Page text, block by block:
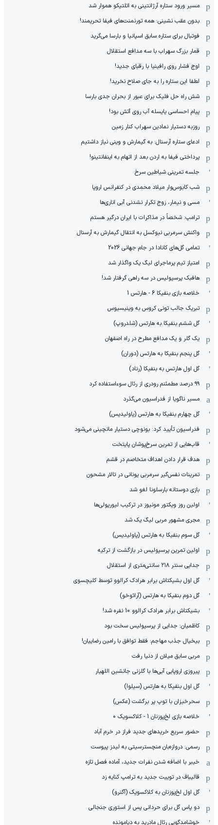
مسیر ورود ستاره آرژانتینی به اتلتیکو هموار شد
بدون عقب نشینی: همه تورنمنت‌های فیفا تحریمند!
فوتبال برای ستاره سابق اسپانیا و بارسا می‌گرید
قمار بزرگ سهراب با سه مدافع استقلال
اوج فشار روی رافینیا با رقبای جدید!
لطفا این ستاره را به جای صلاح نخرید!
شش راه حل فلیک برای عبور از بحران جدی بارسا
پیام احساسی یایسله آب روی آتش بود!
روزبه دستیار نمادین سهراب کنار زمین
ادعای ستاره آرسنال: به گیمارش و وینی نیاز داشتیم
پرداختی فیفا به اردن بعد از اتهام به اینفانتینو!
جلسه تمرینی شیاطین سرخ
شب کابوس‌وار میلاد محمدی در کنفرانس اروپا
مسی و نیمار، زوج تکرار نشدنی آبی اناری‌ها
ترامپ: شخصاً در مذاکرات با ایران درگیر هستم
واکنش سرمربی نیوکسل به انتقال گیمارش به آرسنال
تمامی گل‌های کانادا در جام جهانی 2026
امتیاز تیم پرماجرای لیگ یک واگذار شد
هافبک پرسپولیس در سه راهی گرفتار شد!
خلاصه بازی بنفیکا 6 - هارتس 1
تبریک جالب تونی کروس به وینیسیوس
گل ششم بنفیکا به هارتس (شلدروپ)
یک گلر و یک مدافع مطرح در راه اصفهان
گل پنجم بنفیکا به هارتس (دوران)
گل اول هارتس به بنفیکا (رناد)
۹۹ درصد مطمئنم رودری از رئال سوءاستفاده کرد
مسیر ناگویا از فدراسیون می‌گذرد
گل چهارم بنفیکا به هارتس (پاولیدیس)
فدراسیون تأیید کرد: بونوچی دستیار مانچینی می‌شود
قاب‌هایی از تمرین سرخ‌پوشان پایتخت
هدف قرار دادن اهداف متخاصم در قشم
‏تمرینات نفس‌گیر سرمربی یونانی در تالار مشحون
بازی دوستانه بارسلونا لغو شد
اولین روز ویکتور مونیوز در ترکیب لیورپولی‌ها
مجری مشهور مربی لیگ یک شد
گل سوم بنفیکا به هارتس (پاولیدیس)
اولین تمرین پرسپولیس در بازگشت از ترکیه
جدایی سنتر ۲۱۸ سانتی‌متری از استقلال
گل اول بشیکتاش برابر هرادک کرالوو توسط کلیچسوی
گل دوم بنفیکا به هارتس (آرائوخو)
بشیکتاش برابر هرادک کرالوو 10 نفره شد!
کاظمیان: جدایی از پرسپولیس سخت بود
بیخیال جذب مهاجم: فقط توافق با رامین رضاییان!
مربی سابق میلان از دنیا رفت
پیروزی اروپایی آبی‌ها با گلزنی جانشین اللهیار
گل اول بنفیکا به هارتس (سیلوا)
سحرخیزان با توپ پر برگشت (عکس)
خلاصه بازی لخ‌پوزنان 1 - کلاکسویک 0
حضور سریع خریدهای جدید فراز در خرم آباد
رسمی: دروازه‌بان منچسترسیتی به لیدز پیوست
خیبر با اضافه شدن نفرات جدید، آماده فصل تازه
قالیباف در توییت جدید به ترامپ کنایه زد
گل اول لخ‌پوزنان به کلاکسویک (آگنرو)
دو پاس گل برای حردانی پس از استوری جنجالی
خوشامدگویی رئال مادرید به دیامونده